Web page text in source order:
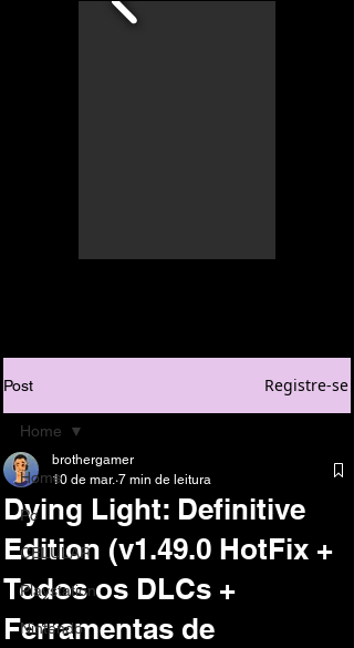
Post Registre-se
Home
Pc
CELULAR
Playstation
Nintendo
Home
Dying Light: Definitive
Edition (v1.49.0 HotFix +
Todos os DLCs +
Ferramentas de
brothergamer
10 de mar. 7 min de leitura